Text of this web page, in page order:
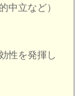
中立など）
性を発揮し